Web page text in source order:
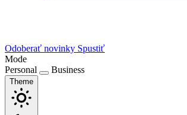
Odoberať novinky Spustiť
Mode
Personal
Business
Theme